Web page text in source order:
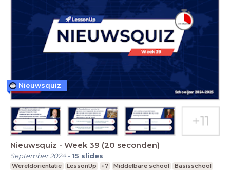
Nieuwsquiz - Week 39 (20 seconden)
September 2024- 15 slides
Wereldoriëntatie LessonUp +7 Middelbare school
Basisschool
Nieuwsquiz